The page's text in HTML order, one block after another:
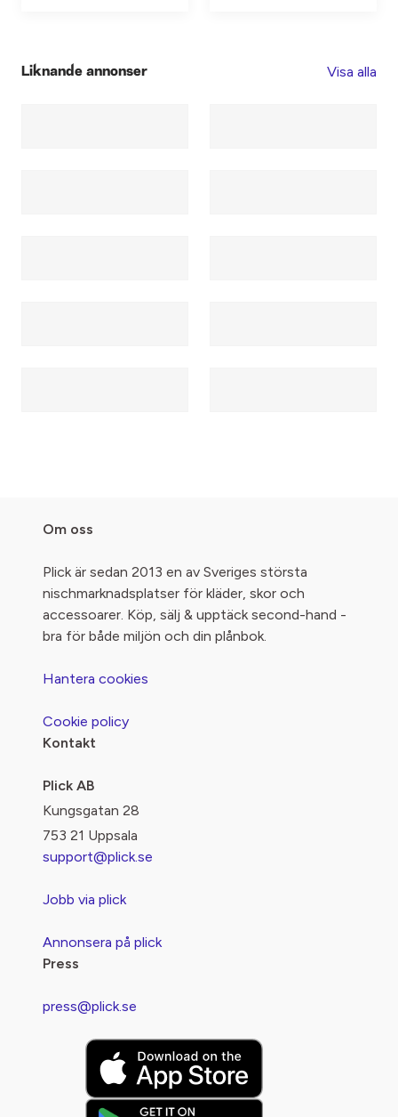
Liknande annonser Visa alla
Om oss
Plick är sedan 2013 en av Sveriges största
nischmarknadsplatser för kläder, skor och
accessoarer. Köp, sälj & upptäck second-hand -
bra för både miljön och din plånbok.
Hantera cookies
Cookie policy
Kontakt
Plick AB
Kungsgatan 28
753 21 Uppsala
support@plick.se
Jobb via plick
Annonsera på plick
Press
press@plick.se